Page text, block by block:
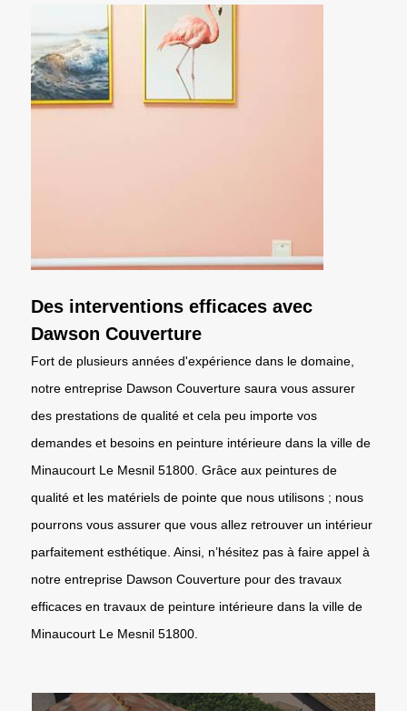
Des interventions efficaces avec
Dawson Couverture
Fort de plusieurs années d'expérience dans le domaine,
notre entreprise Dawson Couverture saura vous assurer
des prestations de qualité et cela peu importe vos
demandes et besoins en peinture intérieure dans la ville de
Minaucourt Le Mesnil 51800. Grâce aux peintures de
qualité et les matériels de pointe que nous utilisons ; nous
pourrons vous assurer que vous allez retrouver un intérieur
parfaitement esthétique. Ainsi, n’hésitez pas à faire appel à
notre entreprise Dawson Couverture pour des travaux
efficaces en travaux de peinture intérieure dans la ville de
Minaucourt Le Mesnil 51800.